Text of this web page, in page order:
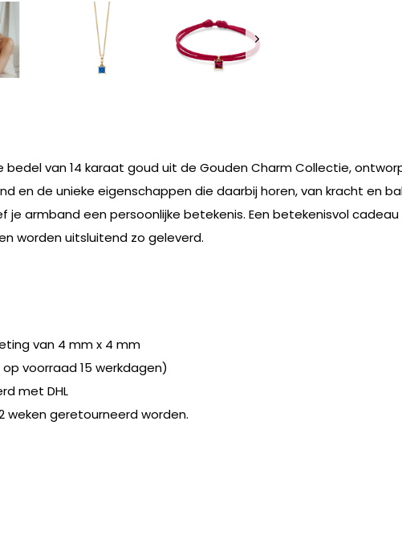
van 14 karaat goud uit de Gouden Charm Collectie,
en de unieke eigenschappen die daarbij horen, van kracht en
armband een persoonlijke betekenis. Een betekenisvol
worden uitsluitend zo geleverd.
van 4 mm x 4 mm
voorraad 15 werkdagen)
met DHL
weken geretourneerd worden.